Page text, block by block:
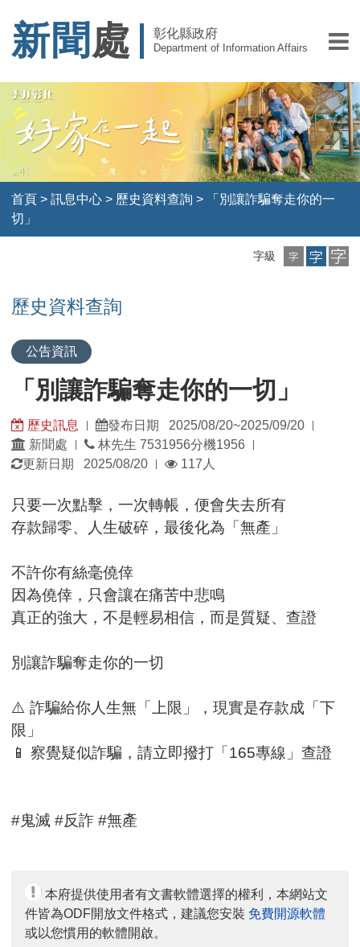
新聞 處 彰化縣政府
Department of Information Affairs
首頁 >訊息中心 > 歷史資料查詢 >
「別讓詐騙奪走你的一
切」
字級
小
字
中
字
大
字
歷史資料查詢
公告資訊
「別讓詐騙奪走你的一切」
歷史訊息 | 發布日期 2025/08/20~2025/09/20 |
發
佈
位：
新聞處 |
發
佈
期：
林先生 7531956分機1956 |
更新日期 2025/08/20 |
瀏
人
數：
117人
只要一次點擊，一次轉帳，便會失去所有
存款歸零、人生破碎，最後化為「無產」
不許你有絲毫僥倖
因為僥倖，只會讓在痛苦中悲鳴
真正的強大，不是輕易相信，而是質疑、查證
別讓詐騙奪走你的一切
⚠️ 詐騙給你人生無「上限」，現實是存款成「下
限」
📱 察覺疑似詐騙，請立即撥打「165專線」查證
#鬼滅 #反詐 #無產
本府提供使用者有文書軟體選擇的權利，本網站文
件皆為ODF開放文件格式，建議您安裝 免費開源軟體
或以您慣用的軟體開啟。